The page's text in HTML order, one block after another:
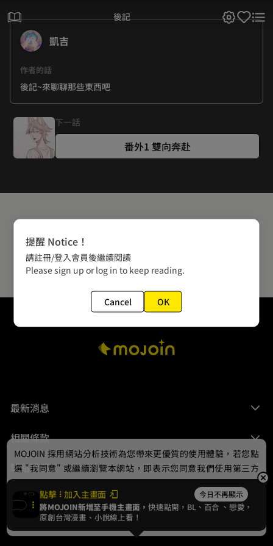
後記
凱吉
作者的話
後記~來聊聊那些東西吧
下一話
番外1 雙向奔赴
最新消息
相關條款
聯絡我們
© 2024 gamania Digital Entertainment Co., Ltd.
點擊 加入主畫面 今日不再顯示
將MOJOIN新增至手機主畫面，快速點開，BL、 百合 、戀愛，
原創台灣漫畫、小說線上看！
MOJOIN 採用網站分析技術為您帶來更優質的使用體驗，若您點
選 "我同意" 或繼續瀏覽本網站，即表示您同意我們使用第三方
Cookie，欲瞭解更多資訊請見隱私權政策。
我同意
提醒 Notice！
請註冊/登入會員後繼續閱讀
Please sign up or log in to keep reading.
Cancel OK